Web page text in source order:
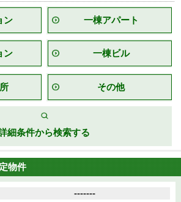
ン 一棟アパート
ン 一棟ビル
その他
細条件から検索する
物件
-------